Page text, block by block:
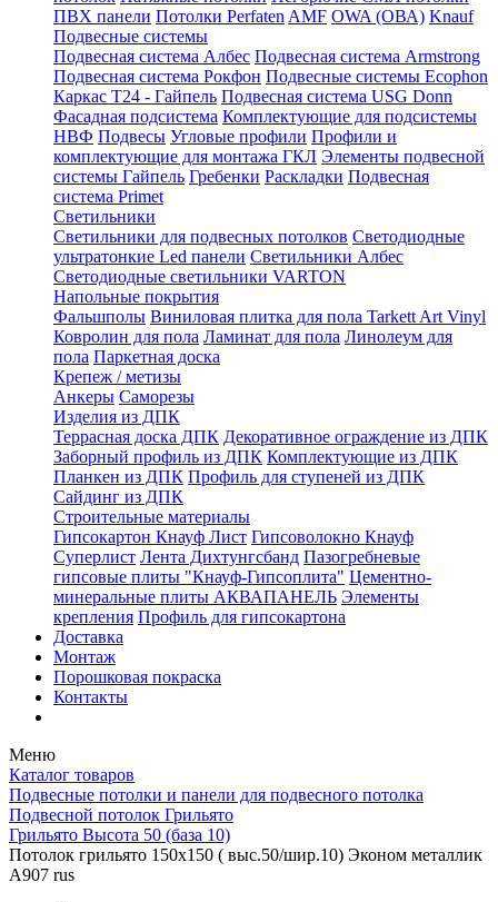
ПВХ панели Потолки Perfaten AMF OWA (ОВА) Knauf
Подвесные системы
Подвесная система Албес Подвесная система Armstrong
Подвесная система Рокфон Подвесные системы Ecophon
Каркас Т24 - Гайпель Подвесная система USG Donn
Фасадная подсистема Комплектующие для подсистемы
НВФ Подвесы Угловые профили Профили и
комплектующие для монтажа ГКЛ Элементы подвесной
системы Гайпель Гребенки Раскладки Подвесная
система Primet
Светильники
Светильники для подвесных потолков Светодиодные
ультратонкие Led панели Светильники Албес
Светодиодные светильники VARTON
Напольные покрытия
Фальшполы Виниловая плитка для пола Tarkett Art Vinyl
Ковролин для пола Ламинат для пола Линолеум для
пола Паркетная доска
Крепеж / метизы
Анкеры Саморезы
Изделия из ДПК
Террасная доска ДПК Декоративное ограждение из ДПК
Заборный профиль из ДПК Комплектующие из ДПК
Планкен из ДПК Профиль для ступеней из ДПК
Сайдинг из ДПК
Строительные материалы
Гипсокартон Кнауф Лист Гипсоволокно Кнауф
Суперлист Лента Дихтунгсбанд Пазогребневые
гипсовые плиты "Кнауф-Гипсоплита" Цементно-
минеральные плиты АКВАПАНЕЛЬ Элементы
крепления Профиль для гипсокартона
Доставка
Монтаж
Порошковая покраска
Контакты
Меню
Каталог товаров
Подвесные потолки и панели для подвесного потолка
Подвесной потолок Грильято
Грильято Высота 50 (база 10)
Потолок грильято 150х150 ( выс.50/шир.10) Эконом металлик
А907 rus